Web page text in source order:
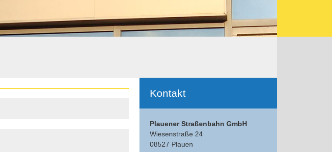
Kontakt
Plauener Straßenbahn GmbH
Wiesenstraße 24
08527 Plauen